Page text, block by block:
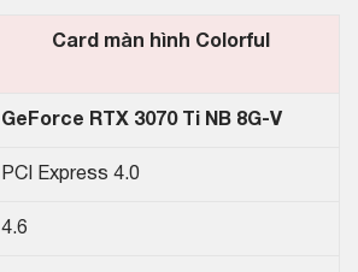
Card màn hình Colorful
GeForce RTX 3070 Ti NB 8G-V
PCI Express 4.0
4.6